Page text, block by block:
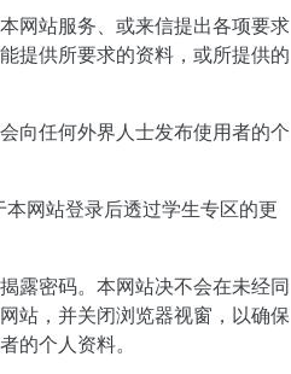
网站服务、或来信提出各项要求
提供所要求的资料，或所提供的
向任何外界人士发布使用者的个
网站登录后透过学生专区的更
露密码。本网站决不会在未经同
站，并关闭浏览器视窗，以确保
的个人资料。